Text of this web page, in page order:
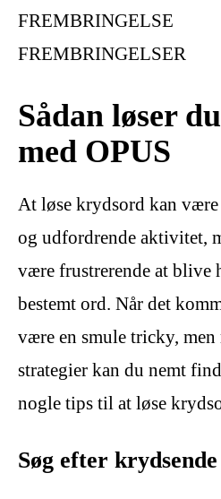
FREMBRINGELSE
FREMBRINGELSER
Sådan løser
med OPUS
At løse krydsord kan
og udfordrende aktivitet,
være frustrerende at blive
bestemt ord. Når det
være en smule tricky,
strategier kan du nemt
nogle tips til at løse
Søg efter